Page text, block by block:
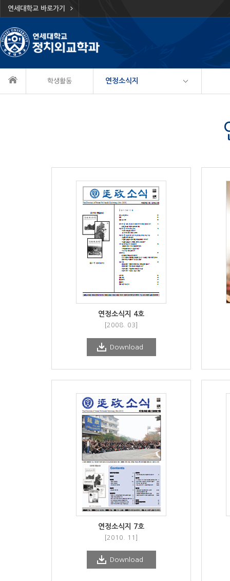
연세대학교 바로가기
학생활동 연정소식지
연정소식지 4호
[2008. 03]
Download
연정소식지 7호
[2010. 11]
Download